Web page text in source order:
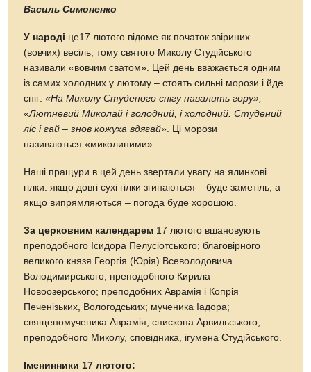
Василь Симоненко
У народі це17 лютого відоме як початок звіриних
(вовчих) весіль, тому святого Миколу Студійського
називали «вовчим сватом». Цей день вважається одним
із самих холодних у лютому – стоять сильні морози і йде
сніг:«На Миколу Студеного снігу навалить гору»,
«Лютневий Миколай і голодний, і холодний. Студений
ліс і гай – знов кожуха вдягай». Ці морози
називаються «миколиними».
Наші пращури в цей день звертали увагу на ялинкові
гілки: якщо довгі сухі гілки згинаються – буде заметіль, а
якщо випрямляються – погода буде хорошою.
За церковним календарем 17 лютого вшановують
преподобного Ісидора Пелусіотського; благовірного
великого князя Георгія (Юрія) Всеволодовича
Володимирського; преподобного Кирила
Новоозерського; преподобних Аврамія і Копрія
Печенізьких, Вологодських; мученика Іадора;
священомученика Аврамія, єпископа Арвильського;
преподобного Миколу, сповідника, ігумена Студійського.
Іменинники 17 лютого: